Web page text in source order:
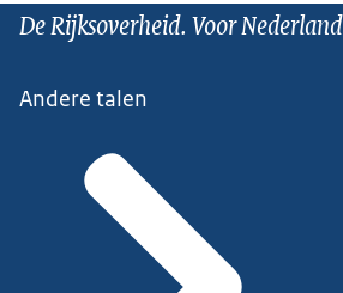
De Rijksoverheid. Voor Nederland
Andere talen